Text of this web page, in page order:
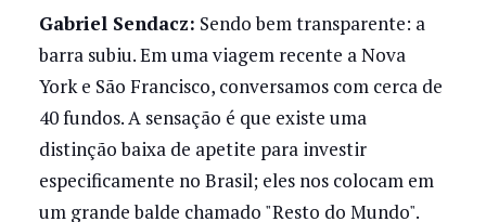
Gabriel Sendacz: Sendo bem transparente: a
barra subiu. Em uma viagem recente a Nova
York e São Francisco, conversamos com cerca de
40 fundos. A sensação é que existe uma
distinção baixa de apetite para investir
especificamente no Brasil; eles nos colocam em
um grande balde chamado "Resto do Mundo".